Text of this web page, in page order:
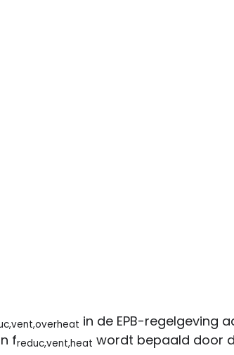
in de EPB-regelgeving
freduc,vent,heat wordt bepaald door